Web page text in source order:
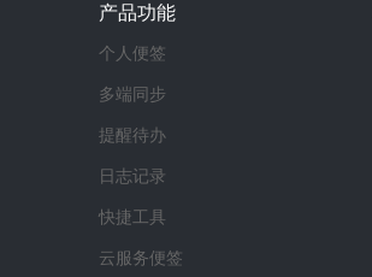
产品功能
个人便签
多端同步
提醒待办
日志记录
快捷工具
云服务便签